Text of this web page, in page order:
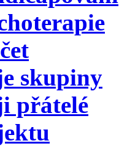
skupiny
přátelé